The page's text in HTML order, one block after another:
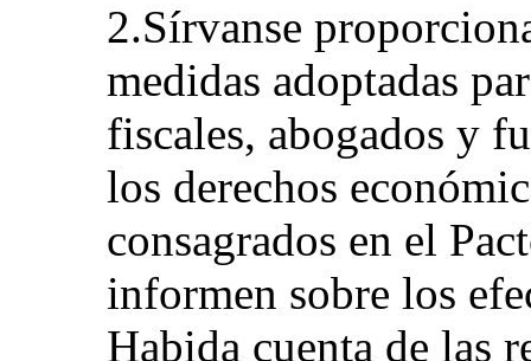
2.Sírvanse
medidas adoptadas
fiscales, abogados y
los derechos
consagrados en el
informen sobre los
Habida cuenta de las